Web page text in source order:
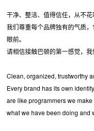
干净、整洁、值得信任，从不花
我们尊重每个品牌独有的气质
眼前。
请相信接触巴顿的第一感觉，我
Clean, organized, trustworthy
Every brand has its own
are like programmers we
what we have been doing and